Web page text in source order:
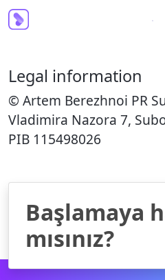
Legal information
© Artem Berezhnoi PR
Vladimira Nazora 7,
PIB 115498026
Başlamaya
mısınız?